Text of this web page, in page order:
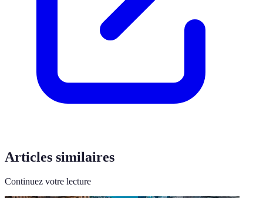
Articles similaires
Continuez votre lecture